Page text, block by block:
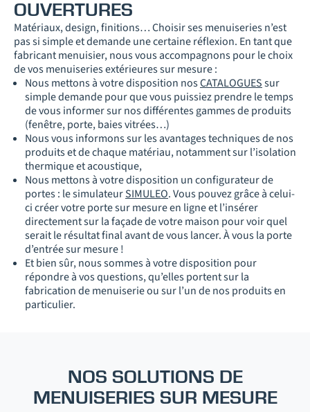
OUVERTURES
Matériaux, design, finitions… Choisir ses menuiseries n’est
pas si simple et demande une certaine réflexion. En tant que
fabricant menuisier, nous vous accompagnons pour le choix
de vos menuiseries extérieures sur mesure :
Nous mettons à votre disposition nosCATALOGUESsur
simple demande pour que vous puissiez prendre le temps
de vous informer sur nos différentes gammes de produits
(fenêtre, porte, baies vitrées…)
Nous vous informons sur les avantages techniques de nos
produits et de chaque matériau, notamment sur l’isolation
thermique et acoustique,
Nous mettons à votre disposition un configurateur de
portes : le simulateurSIMULEO. Vous pouvez grâce à celui-
ci créer votre porte sur mesure en ligne et l’insérer
directement sur la façade de votre maison pour voir quel
serait le résultat final avant de vous lancer. À vous la porte
d’entrée sur mesure !
Et bien sûr, nous sommes à votre disposition pour
répondre à vos questions, qu’elles portent sur la
fabrication de menuiserie ou sur l’un de nos produits en
particulier.
NOS SOLUTIONS DE
MENUISERIES SUR MESURE